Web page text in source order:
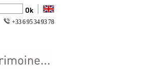
+33 6 95 34 93 78